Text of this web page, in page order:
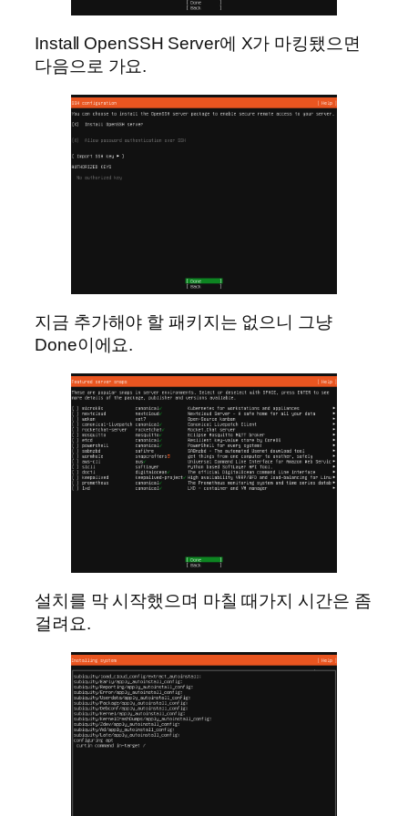
Install OpenSSH Server에 X가 마킹됐으면
다음으로 가요.
지금 추가해야 할 패키지는 없으니 그냥
Done이에요.
설치를 막 시작했으며 마칠 때가지 시간은 좀
걸려요.